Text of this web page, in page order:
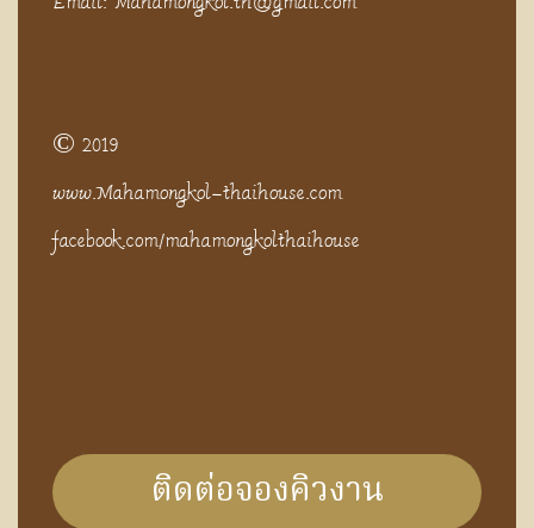
© 2019
www.Mahamongkol-thaihouse.com
facebook.com/mahamongkolthaihouse
ติดต่อจองคิวงาน